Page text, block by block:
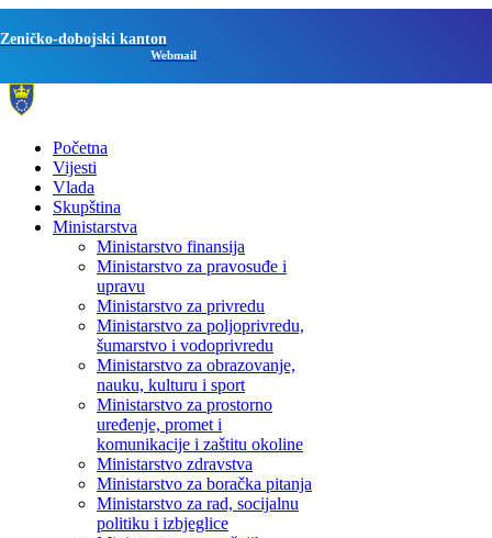
Zeničko-dobojski kanton
Webmail
Početna
Vijesti
Vlada
Skupština
Ministarstva
Ministarstvo finansija
Ministarstvo za pravosuđe i
upravu
Ministarstvo za privredu
Ministarstvo za poljoprivredu,
šumarstvo i vodoprivredu
Ministarstvo za obrazovanje,
nauku, kulturu i sport
Ministarstvo za prostorno
uređenje, promet i
komunikacije i zaštitu okoline
Ministarstvo zdravstva
Ministarstvo za boračka pitanja
Ministarstvo za rad, socijalnu
politiku i izbjeglice